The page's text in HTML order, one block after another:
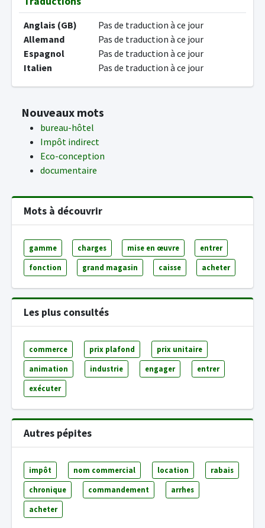
Anglais (GB)
Pas de traduction à ce jour
Allemand
Pas de traduction à ce jour
Espagnol
Pas de traduction à ce jour
Italien
Pas de traduction à ce jour
Nouveaux mots
bureau-hôtel
Impôt indirect
Eco-conception
documentaire
Mots à découvrir
gamme charges mise en œuvre entrer
fonction grand magasin caisse acheter
Les plus consultés
commerce prix plafond prix unitaire
animation industrie engager entrer
exécuter
Autres pépites
impôt nom commercial location rabais
chronique commandement arrhes
acheter